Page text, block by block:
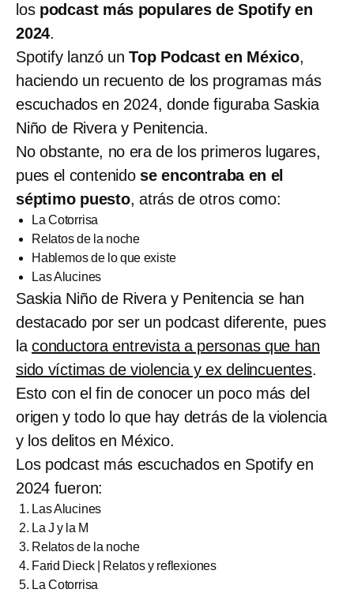
los podcast más populares de Spotify en
2024.
Spotify lanzó unTop Podcast en México,
haciendo un recuento de los programas más
escuchados en 2024, donde figuraba Saskia
Niño de Rivera y Penitencia.
No obstante, no era de los primeros lugares,
pues el contenido se encontraba en el
séptimo puesto, atrás de otros como:
La Cotorrisa
Relatos de la noche
Hablemos de lo que existe
Las Alucines
Saskia Niño de Rivera y Penitencia se han
destacado por ser un podcast diferente, pues
la conductora entrevista a personas que han
sido víctimas de violencia y ex delincuentes.
Esto con el fin de conocer un poco más del
origen y todo lo que hay detrás de la violencia
y los delitos en México.
Los podcast más escuchados en Spotify en
2024 fueron:
Las Alucines
La J y la M
Relatos de la noche
Farid Dieck | Relatos y reflexiones
La Cotorrisa